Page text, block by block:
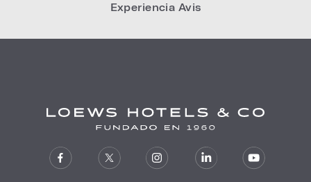
Experiencia Avis